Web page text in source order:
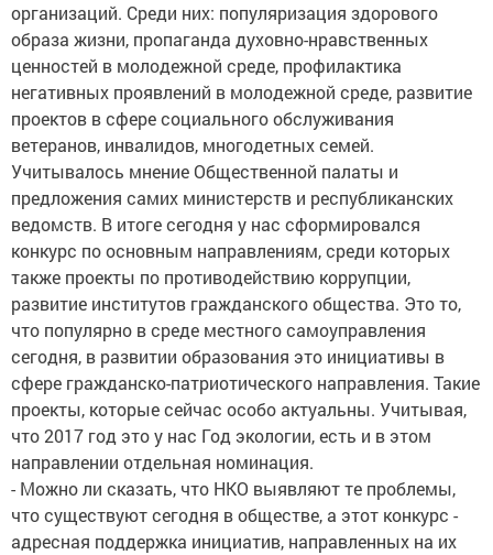
организаций. Среди них: популяризация здорового
образа жизни, пропаганда духовно-нравственных
ценностей в молодежной среде, профилактика
негативных проявлений в молодежной среде, развитие
проектов в сфере социального обслуживания
ветеранов, инвалидов, многодетных семей.
Учитывалось мнение Общественной палаты и
предложения самих министерств и республиканских
ведомств. В итоге сегодня у нас сформировался
конкурс по основным направлениям, среди которых
также проекты по противодействию коррупции,
развитие институтов гражданского общества. Это то,
что популярно в среде местного самоуправления
сегодня, в развитии образования это инициативы в
сфере гражданско-патриотического направления. Такие
проекты, которые сейчас особо актуальны. Учитывая,
что 2017 год это у нас Год экологии, есть и в этом
направлении отдельная номинация.
- Можно ли сказать, что НКО выявляют те проблемы,
что существуют сегодня в обществе, а этот конкурс -
адресная поддержка инициатив, направленных на их